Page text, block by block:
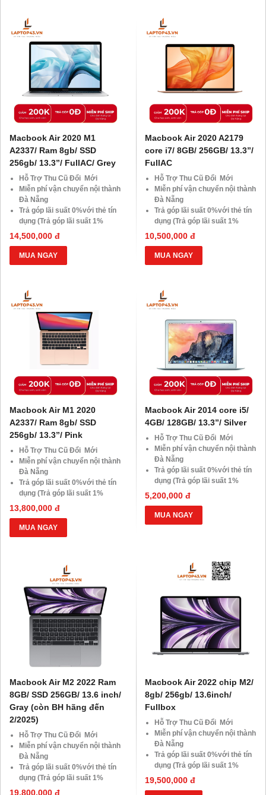
10.000 Voucher Giảm
Giá 500.000đ
10.000 Voucher Giảm
Giá 500.000đ
Macbook Air 2020 M1
A2337/ Ram 8gb/ SSD
256gb/ 13.3”/ FullAC/ Grey
Hỗ Trợ Thu Cũ Đổi Mới
Miễn phí vận chuyển nội thành
Đà Nẵng
Trả góp lãi suất 0%với thẻ tín
dụng (Trả góp lãi suất 1%
HDsaison - chỉ cần CMND
BLX hoặc hộ khẩu gốc )
Giảm 20%khi nâng cấp Ram-
SSD
10.000 Voucher Giảm
Giá 500.000đ
14,500,000 đ
MUA NGAY
Macbook Air 2020 A2179
core i7/ 8GB/ 256GB/ 13.3”/
FullAC
Hỗ Trợ Thu Cũ Đổi Mới
Miễn phí vận chuyển nội thành
Đà Nẵng
Trả góp lãi suất 0%với thẻ tín
dụng (Trả góp lãi suất 1%
HDsaison - chỉ cần CMND
BLX hoặc hộ khẩu gốc )
Giảm 20%khi nâng cấp Ram-
SSD
10.000 Voucher Giảm
Giá 500.000đ
10,500,000 đ
MUA NGAY
Macbook Air M1 2020
A2337/ Ram 8gb/ SSD
256gb/ 13.3”/ Pink
Hỗ Trợ Thu Cũ Đổi Mới
Miễn phí vận chuyển nội thành
Đà Nẵng
Trả góp lãi suất 0%với thẻ tín
dụng (Trả góp lãi suất 1%
HDsaison - chỉ cần CMND
BLX hoặc hộ khẩu gốc )
Giảm 20%khi nâng cấp Ram-
SSD
10.000 Voucher Giảm
Giá 500.000đ
13,800,000 đ
MUA NGAY
Macbook Air 2014 core i5/
4GB/ 128GB/ 13.3”/ Silver
Hỗ Trợ Thu Cũ Đổi Mới
Miễn phí vận chuyển nội thành
Đà Nẵng
Trả góp lãi suất 0%với thẻ tín
dụng (Trả góp lãi suất 1%
HDsaison - chỉ cần CMND
BLX hoặc hộ khẩu gốc )
Giảm 20%khi nâng cấp Ram-
SSD
Giá 500.000đ
5,200,000 đ
MUA NGAY
Macbook Air M2 2022 Ram
8GB/ SSD 256GB/ 13.6 inch/
Gray (còn BH hãng đến
2/2025)
Hỗ Trợ Thu Cũ Đổi Mới
Miễn phí vận chuyển nội thành
Đà Nẵng
Trả góp lãi suất 0%với thẻ tín
dụng (Trả góp lãi suất 1%
HDsaison - chỉ cần CMND
19,800,000 đ
Macbook Air 2022 chip M2/
8gb/ 256gb/ 13.6inch/
Fullbox
Hỗ Trợ Thu Cũ Đổi Mới
Miễn phí vận chuyển nội thành
Đà Nẵng
Trả góp lãi suất 0%với thẻ tín
dụng (Trả góp lãi suất 1%
HDsaison - chỉ cần CMND
BLX hoặc hộ khẩu gốc )
19,500,000 đ